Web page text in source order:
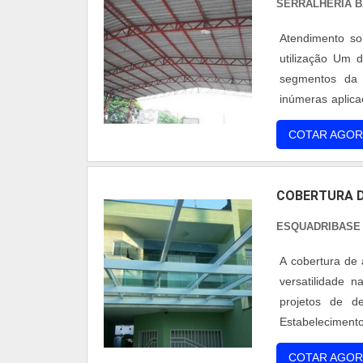
SERRALHERIA
Atendimento
utilização Um
segmentos
inúmeras
metálica já se
deve tomar
COTAR
COBERTURA
A cobertura de
versatilidade
projetos de
muito
COTAR